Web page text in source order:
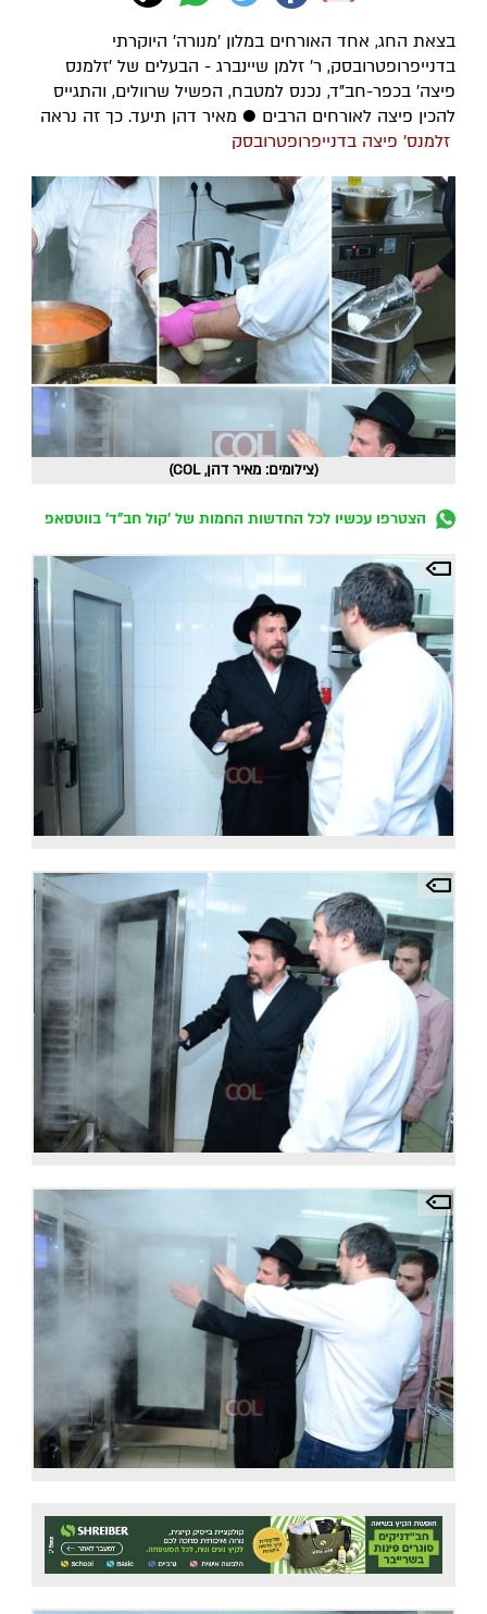
בצאת החג, אחד האורחים במלון 'מנורה' היוקרתי
בדנייפרופטרובסק, ר' זלמן שיינברג - הבעלים של 'זלמנס
פיצה' בכפר-חב"ד, נכנס למטבח, הפשיל שרוולים, והתגייס
להכין פיצה לאורחים הרבים ● מאיר דהן תיעד. כך זה נראה
זלמנס' פיצה בדנייפרופטרובסק
(צילומים: מאיר דהן, COL)
הצטרפו עכשיו לכל החדשות החמות של 'קול חב"ד' בווטסאפ